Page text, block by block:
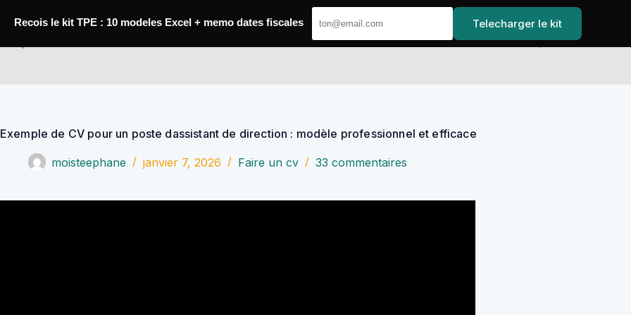
Exemple de CV pour un poste dassistant de direction : modèle professionnel et efficace
moisteephane janvier 7, 2026 Faire un cv 33 commentaires
Recois le kit TPE : 10 modeles Excel + memo dates fiscales Telecharger le kit